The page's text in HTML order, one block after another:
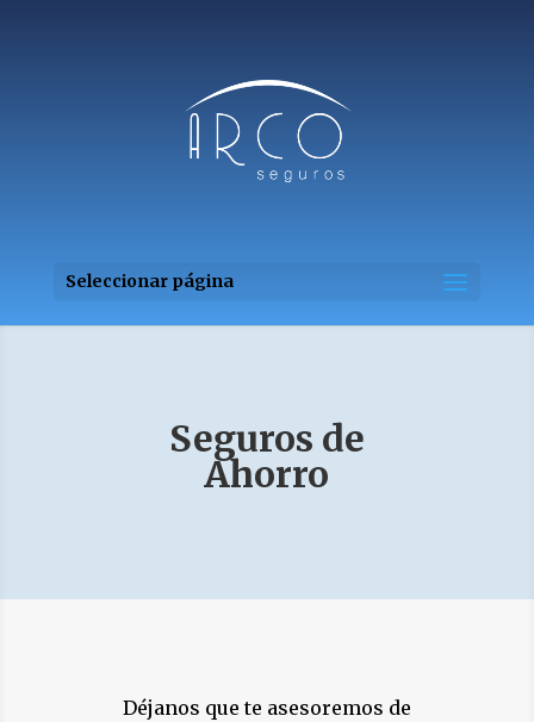
Seleccionar página
Seguros de
Ahorro
Déjanos que te asesoremos de